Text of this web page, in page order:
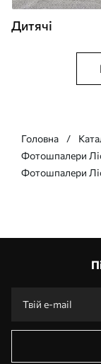
Дитячі
Головна
Фотошпалери
Фотошпалери